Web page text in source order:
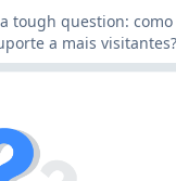
tough question:
a mais visitantes?